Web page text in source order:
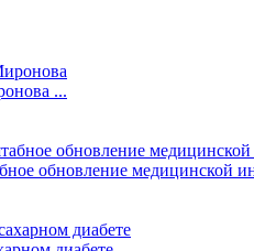
...
обновление медицинской